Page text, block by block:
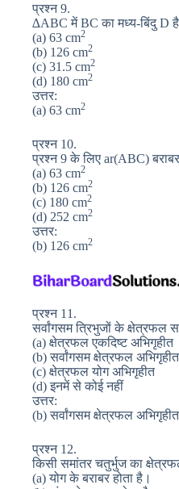
प्रश्न 9.
∆ABC में BC का मध्य-बिंदु D
(a) 63 cm2
(b) 126 cm2
(c) 31.5 cm2
(d) 180 cm2
उत्तर:
(a) 63 cm2
प्रश्न 10.
प्रश्न 9 के लिए ar(ABC)
(a) 63 cm2
(b) 126 cm2
(c) 180 cm2
(d) 252 cm2
उत्तर:
(b) 126 cm2
प्रश्न 11.
सर्वांगसम त्रिभुजों के क्षेत्रफल
(a) क्षेत्रफल एकदिष्ट अभिगृहीत
(b) सर्वांगसम क्षेत्रफल अभिगृहीत
(c) क्षेत्रफल योग अभिगृहीत
(d) इनमें से कोई नहीं
उत्तर:
(b) सर्वांगसम क्षेत्रफल अभिगृहीत
प्रश्न 12.
किसी समांतर चतुर्भुज का
(a) योग के बराबर होता है।